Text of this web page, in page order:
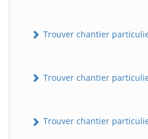
Trouver chantier
Trouver chantier
Trouver chantier